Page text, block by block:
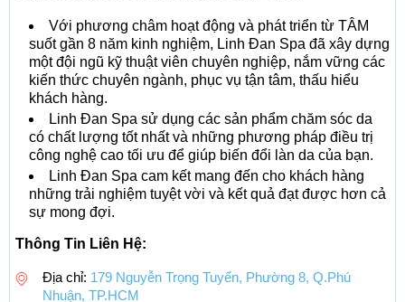
Với phương châm hoạt động và phát triển từ TÂM
suốt gần 8 năm kinh nghiệm, Linh Đan Spa đã xây dựng
một đội ngũ kỹ thuật viên chuyên nghiệp, nắm vững các
kiến thức chuyên ngành, phục vụ tận tâm, thấu hiểu
khách hàng.
Linh Đan Spa sử dụng các sản phẩm chăm sóc da
có chất lượng tốt nhất và những phương pháp điều trị
công nghệ cao tối ưu để giúp biến đổi làn da của bạn.
Linh Đan Spa cam kết mang đến cho khách hàng
những trải nghiệm tuyệt vời và kết quả đạt được hơn cả
sự mong đợi.
Thông Tin Liên Hệ:
Địa chỉ: 179 Nguyễn Trọng Tuyển, Phường 8, Q.Phú
Nhuận, TP.HCM